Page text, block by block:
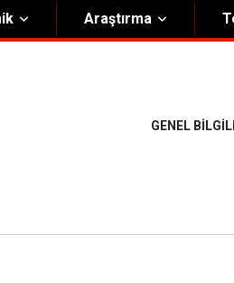
Araştırma
GENEL